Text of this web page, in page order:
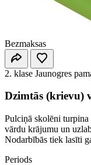
Bezmaksas
2. klase Jaunogres
Dzimtās (krievu)
Pulciņā skolēni turpina
vārdu krājumu un
Nodarbībās tiek lasīti
Periods